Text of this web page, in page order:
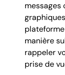
messages
manière
rappeler
prise de